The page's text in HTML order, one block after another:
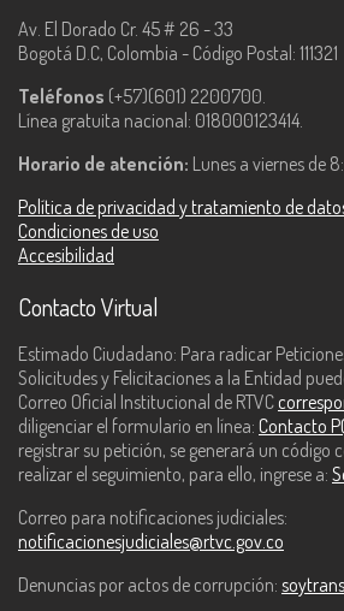
Av. El Dorado Cr. 45 # 26 - 33
Bogotá D.C, Colombia - Código Postal: 111321
Teléfonos (+57)(601) 2200700.
Línea gratuita nacional: 018000123414.
Horario de atención: Lunes a viernes de
Política de privacidad y tratamiento de
Condiciones de uso
Accesibilidad
Contacto Virtual
Estimado Ciudadano: Para radicar
Solicitudes y Felicitaciones a la Entidad
Correo Oficial Institucional de RTVC
diligenciar el formulario en línea: Contacto
registrar su petición, se generará un código
realizar el seguimiento, para ello, ingrese a:
Correo para notificaciones judiciales:
notificacionesjudiciales@rtvc.gov.co
Denuncias por actos de corrupción: